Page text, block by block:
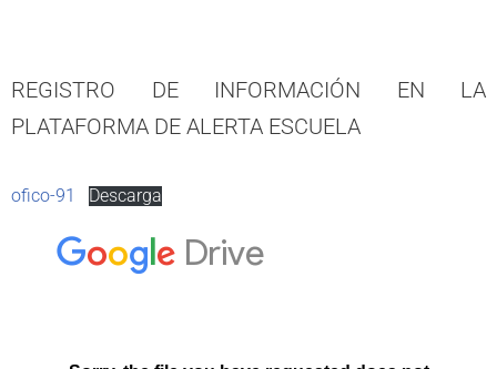
REGISTRO DE INFORMACIÓN EN LA
PLATAFORMA DE ALERTA ESCUELA
ofico-91 Descarga